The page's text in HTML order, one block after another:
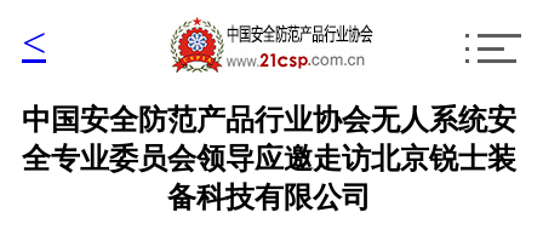
<
中国安全防范产品行业协会无人系统安
全专业委员会领导应邀走访北京锐士装
备科技有限公司